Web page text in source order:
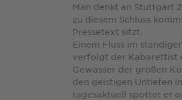
Man denkt an Stuttgart
zu diesem Schluss
Pressetext sitzt.
Einem Fluss im
verfolgt der Kabarettist
Gewässer der großen
den geistigen Untiefen
tagesaktuell spottet er